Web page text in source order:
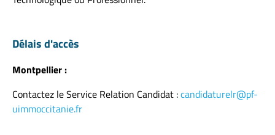
Délais d'accès
Montpellier :
Contactez le Service Relation Candidat :candidaturelr@pf-
uimmoccitanie.fr